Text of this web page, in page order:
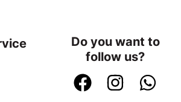
Do you want to
follow us?